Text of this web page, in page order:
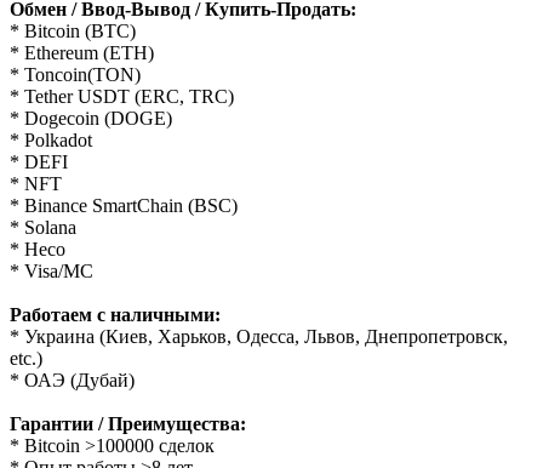
Обмен / Ввод-Вывод / Купить-Продать:
* Bitcoin (BTC)
* Ethereum (ETH)
* Toncoin(TON)
* Tether USDT (ERC, TRC)
* Dogecoin (DOGE)
* Polkadot
* DEFI
* NFT
* Binance SmartChain (BSC)
* Solana
* Heco
* Visa/MC
Работаем с наличными:
* Украина (Киев, Харьков, Одесса, Львов, Днепропетровск,
etc.)
* ОАЭ (Дубай)
Гарантии / Преимущества:
* Bitcoin >100000 сделок